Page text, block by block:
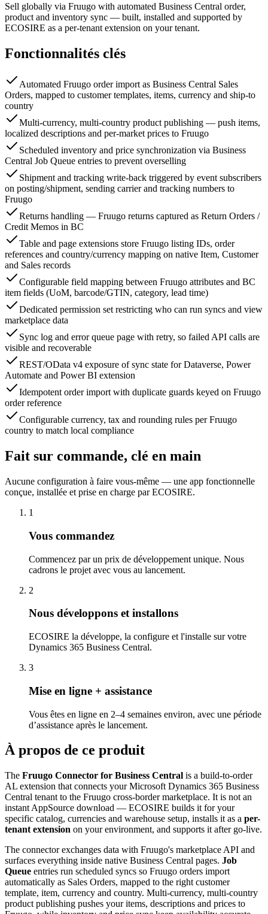
Sell globally via Fruugo with automated Business Central order,
product and inventory sync — built, installed and supported by
ECOSIRE as a per-tenant extension on your tenant.
Fonctionnalités clés
Automated Fruugo order import as Business Central Sales
Orders, mapped to customer templates, items, currency and ship-to
country
Multi-currency, multi-country product publishing — push items,
localized descriptions and per-market prices to Fruugo
Scheduled inventory and price synchronization via Business
Central Job Queue entries to prevent overselling
Shipment and tracking write-back triggered by event subscribers
on posting/shipment, sending carrier and tracking numbers to
Fruugo
Returns handling — Fruugo returns captured as Return Orders /
Credit Memos in BC
Table and page extensions store Fruugo listing IDs, order
references and country/currency mapping on native Item, Customer
and Sales records
Configurable field mapping between Fruugo attributes and BC
item fields (UoM, barcode/GTIN, category, lead time)
Dedicated permission set restricting who can run syncs and view
marketplace data
Sync log and error queue page with retry, so failed API calls are
visible and recoverable
REST/OData v4 exposure of sync state for Dataverse, Power
Automate and Power BI extension
Idempotent order import with duplicate guards keyed on Fruugo
order reference
Configurable currency, tax and rounding rules per Fruugo
country to match local compliance
Fait sur commande, clé en main
Aucune configuration à faire vous-même — une app fonctionnelle
conçue, installée et prise en charge par ECOSIRE.
1
Vous commandez
Commencez par un prix de développement unique. Nous
cadrons le projet avec vous au lancement.
2
Nous développons et installons
ECOSIRE la développe, la configure et l'installe sur votre
Dynamics 365 Business Central.
3
Mise en ligne + assistance
Vous êtes en ligne en 2–4 semaines environ, avec une période
d’assistance après le lancement.
À propos de ce produit
The Fruugo Connector for Business Central is a build-to-order
AL extension that connects your Microsoft Dynamics 365 Business
Central tenant to the Fruugo cross-border marketplace. It is not an
instant AppSource download — ECOSIRE builds it for your
specific catalog, currencies and warehouse setup, installs it as a per-
tenant extension on your environment, and supports it after go-live.
The connector exchanges data with Fruugo's marketplace API and
surfaces everything inside native Business Central pages. Job
Queue entries run scheduled syncs so Fruugo orders import
automatically as Sales Orders, mapped to the right customer
template, item, currency and country. Multi-currency, multi-country
product publishing pushes your items, descriptions and prices to